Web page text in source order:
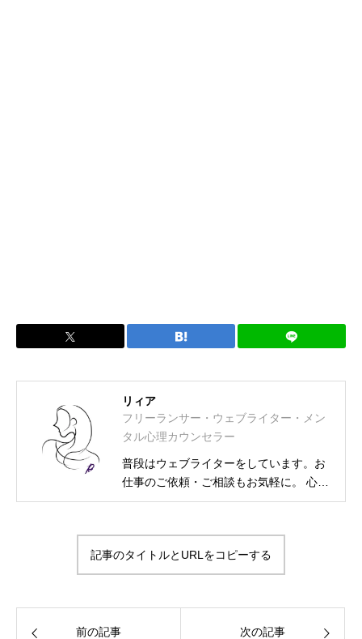
リィア
フリーランサー・ウェブライター・メン
タル心理カウンセラー
普段はウェブライターをしています。お
仕事のご依頼・ご相談もお気軽に。 心理
カウンセラー資格取得に伴い、相談募集
イター メンタル士心理カウンセラー・ア
ンガーカウンセラー 漢検2級・図書館司
書・HSS型HSP気質・INFJ-T-O-C（外殻
字中毒
記事のタイトルとURLをコピーする
前の記事 次の記事